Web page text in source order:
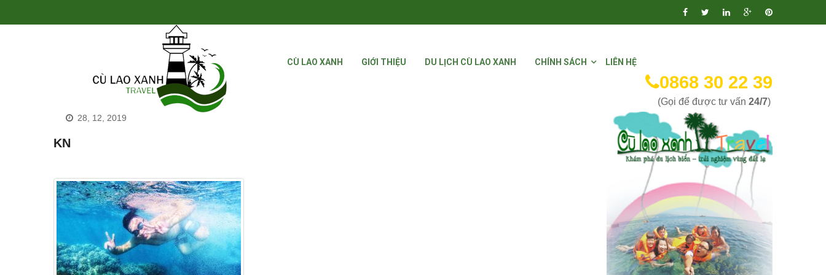
CÙ LAO XANH GIỚI THIỆU DU LỊCH CÙ LAO XANH CHÍNH SÁCH LIÊN HỆ
0868 30 22 39
(Gọi để được tư vấn 24/7)
28, 12, 2019
KN